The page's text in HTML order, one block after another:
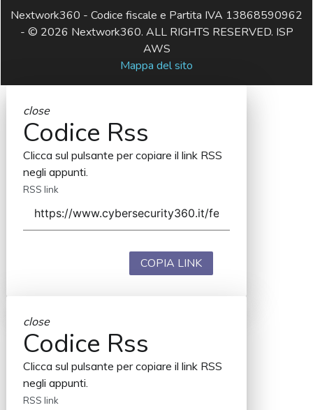
Nextwork360 - Codice fiscale e Partita IVA 13868590962
- © 2026 Nextwork360. ALL RIGHTS RESERVED. ISP
AWS
Mappa del sito
close
Codice Rss
Clicca sul pulsante per copiare il link RSS
negli appunti.
RSS link
COPIA LINK
close
Codice Rss
Clicca sul pulsante per copiare il link RSS
negli appunti.
RSS link